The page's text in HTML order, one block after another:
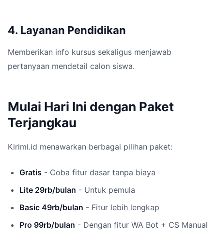
4. Layanan Pendidikan
Memberikan info kursus sekaligus menjawab
pertanyaan mendetail calon siswa.
Mulai Hari Ini dengan Paket
Terjangkau
Kirimi.id menawarkan berbagai pilihan paket:
Gratis - Coba fitur dasar tanpa biaya
Lite 29rb/bulan - Untuk pemula
Basic 49rb/bulan - Fitur lebih lengkap
Pro 99rb/bulan - Dengan fitur WA Bot + CS Manual